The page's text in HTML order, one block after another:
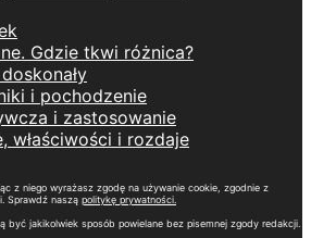
Gdzie tkwi różnica?
i pochodzenie
i zastosowanie
właściwości i rozdaje
z niego wyrażasz zgodę na używanie cookie, zgodnie z
Sprawdź naszą politykę prywatności
być jakikolwiek sposób powielane bez pisemnej zgody redakcji.